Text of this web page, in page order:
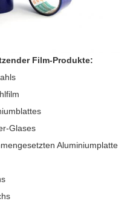
Film-Produkte:
Glases
Aluminiumplatte